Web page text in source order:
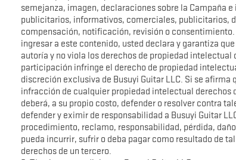
semejanza, imagen, declaraciones sobre la Campaña
publicitarios, informativos, comerciales, publicitarios,
compensación, notificación, revisión o consentimiento.
ingresar a este contenido, usted declara y garantiza
autoría y no viola los derechos de propiedad intelectual
participación infringe el derecho de propiedad
discreción exclusiva de Busuyi Guitar LLC. Si se
infracción de cualquier propiedad intelectual derechos
deberá, a su propio costo, defender o resolver contra
defender y eximir de responsabilidad a Busuyi Guitar
procedimiento, reclamo, responsabilidad, pérdida,
pueda incurrir, sufrir o deba pagar como resultado de
derechos de un tercero.